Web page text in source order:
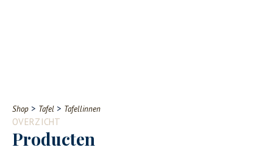
Contact
Shop > Tafel > Tafellinnen
OVERZICHT
Producten